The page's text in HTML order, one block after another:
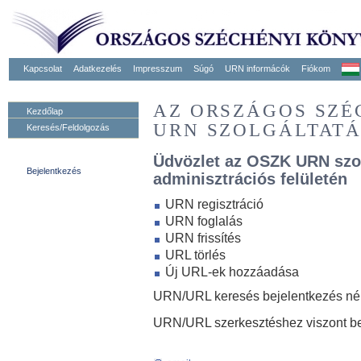
Kapcsolat Adatkezelés Impresszum Súgó URN informácók Fiókom
Kezdőlap
Keresés/Feldolgozás
Bejelentkezés
AZ ORSZÁGOS
URN
Üdvözlet az OSZK URN
adminisztrációs felületén
URN regisztráció
URN foglalás
URN frissítés
URL törlés
Új URL-ek hozzáadása
URN/URL keresés bejelentkezés
URN/URL szerkesztéshez viszont